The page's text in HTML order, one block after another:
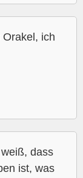
ich
dass
ist, was